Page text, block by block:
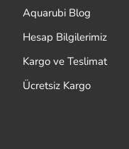
Aquarubi Blog
Hesap Bilgilerimiz
Kargo ve Teslimat
Ücretsiz Kargo